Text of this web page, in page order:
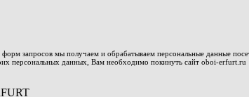
форм запросов мы получаем и обрабатываем персональные данные
персональных данных, Вам необходимо покинуть сайт oboi-erfurt.ru